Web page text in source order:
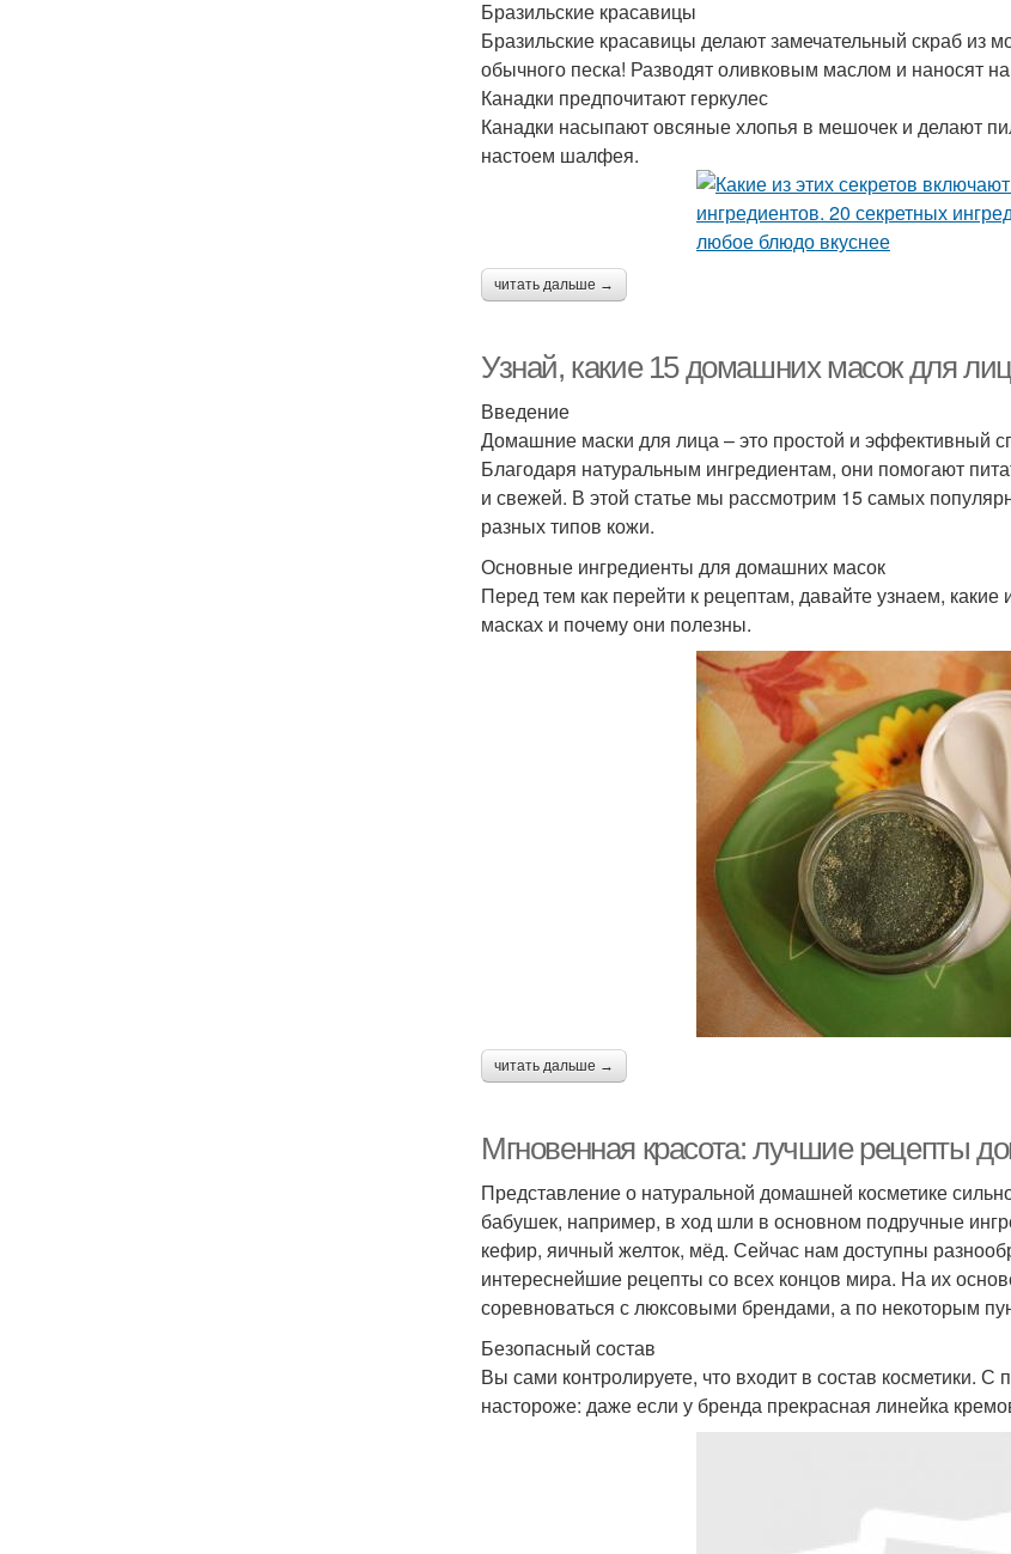
Бразильские красавицы
Бразильские красавицы делают замечательный скраб из
обычного песка! Разводят оливковым маслом и наносят
Канадки предпочитают геркулес
Канадки насыпают овсяные хлопья в мешочек и делают
настоем шалфея.
читать дальше →
Узнай, какие 15 домашних масок для
Введение
Домашние маски для лица – это простой и эффективный
Благодаря натуральным ингредиентам, они помогают
и свежей. В этой статье мы рассмотрим 15 самых
разных типов кожи.
Основные ингредиенты для домашних масок
Перед тем как перейти к рецептам, давайте узнаем,
масках и почему они полезны.
читать дальше →
Мгновенная красота: лучшие рецепты
Представление о натуральной домашней косметике
бабушек, например, в ход шли в основном подручные
кефир, яичный желток, мёд. Сейчас нам доступны
интереснейшие рецепты со всех концов мира. На их
соревноваться с люксовыми брендами, а по некоторым
Безопасный состав
Вы сами контролируете, что входит в состав косметики.
настороже: даже если у бренда прекрасная линейка